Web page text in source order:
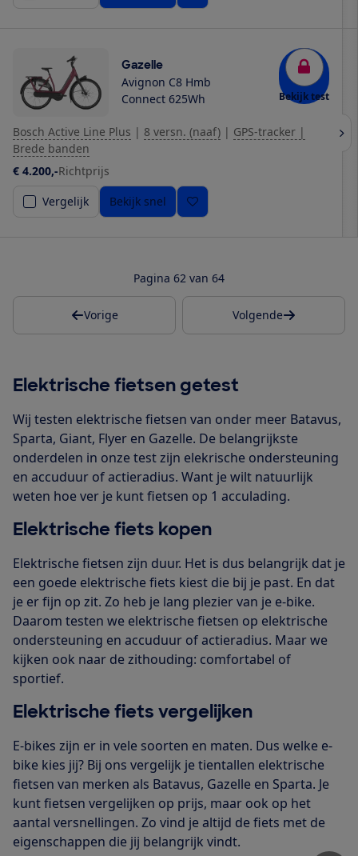
Gazelle
Avignon C8 Hmb
Connect 625Wh
Bekijk test
Bosch Active Line Plus | 8 versn. (naaf) | GPS-tracker |
Brede banden
€ 4.200,-Richtprijs
Vergelijk
Bekijk snel
Pagina 62 van 64
Vorige Volgende
Elektrische fietsen getest
Wij testen elektrische fietsen van onder meer Batavus,
Sparta, Giant, Flyer en Gazelle. De belangrijkste
onderdelen in onze test zijn elekrische ondersteuning
en accuduur of actieradius. Want je wilt natuurlijk
weten hoe ver je kunt fietsen op 1 acculading.
Elektrische fiets kopen
Elektrische fietsen zijn duur. Het is dus belangrijk dat je
een goede elektrische fiets kiest die bij je past. En dat
je er fijn op zit. Zo heb je lang plezier van je e-bike.
Daarom testen we elektrische fietsen op elektrische
ondersteuning en accuduur of actieradius. Maar we
kijken ook naar de zithouding: comfortabel of
sportief.
Elektrische fiets vergelijken
E-bikes zijn er in vele soorten en maten. Dus welke e-
bike kies jij? Bij ons vergelijk je tientallen elektrische
fietsen van merken als Batavus, Gazelle en Sparta. Je
kunt fietsen vergelijken op prijs, maar ook op het
aantal versnellingen. Zo vind je altijd de fiets met de
eigenschappen die jij belangrijk vindt.